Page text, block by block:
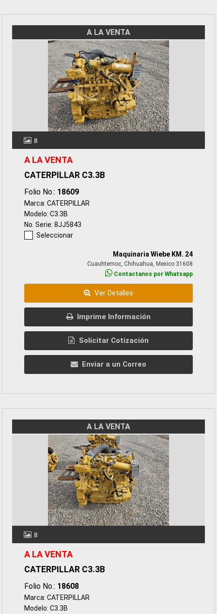
A LA VENTA
8
A LA VENTA
CATERPILLAR C3.3B
Folio No.: 18609
Marca: CATERPILLAR
Modelo: C3.3B
No. Serie: 8JJ5843
Seleccionar
Maquinaria Wiebe KM. 24
Cuauhtemoc, Chihuahua, Mexico 31608
Contactanos por Whatsapp
Ver Detalles
Imprime Información
Solicitar Cotización
Enviar a un Correo
A LA VENTA
8
A LA VENTA
CATERPILLAR C3.3B
Folio No.: 18608
Marca: CATERPILLAR
Modelo: C3.3B